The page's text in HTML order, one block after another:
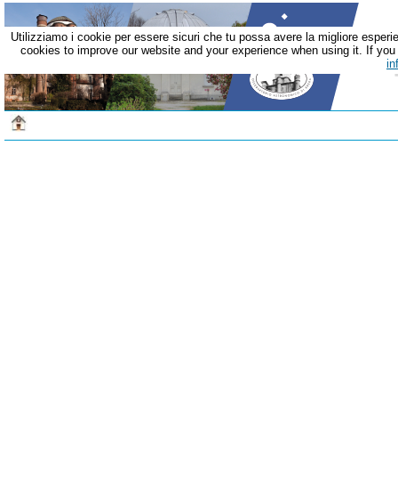
Utilizziamo i cookie per essere sicuri che tu possa avere la migliore
cookies to improve our website and your experience when using it. If